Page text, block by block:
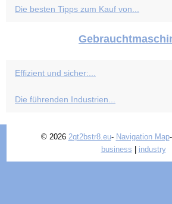
Die besten Tipps zum Kauf von...
Effizient und sicher:...
Die führenden Industrien...
© 2026 2qt2bstr8.eu- Navigation Map-
business | industry